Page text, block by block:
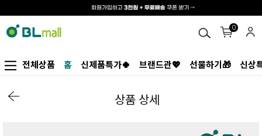
0
전체상품 홈 신제품특가🍀 브랜드관💖 선물하기🎁 신상
상품 상세